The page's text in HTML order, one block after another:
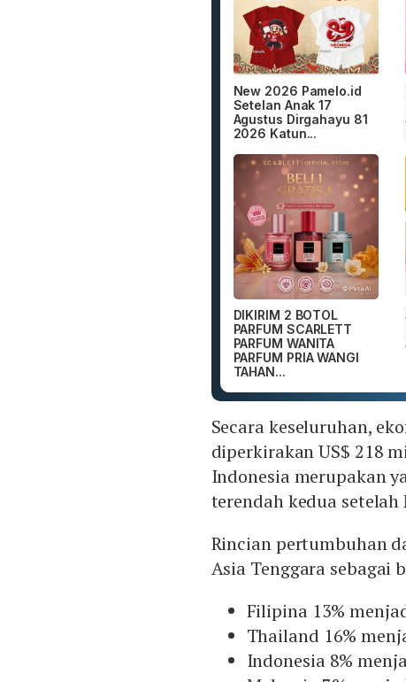
New 2026 Pamelo.id
Setelan Anak 17
Agustus Dirgahayu 81
2026 Katun...
DIKIRIM 2 BOTOL
PARFUM SCARLETT
PARFUM WANITA
PARFUM PRIA WANGI
TAHAN...
Secara keseluruhan,
diperkirakan US$ 218
Indonesia merupakan
terendah kedua setelah
Rincian pertumbuhan
Asia Tenggara sebagai
Filipina 13%
Thailand 16%
Indonesia 8%